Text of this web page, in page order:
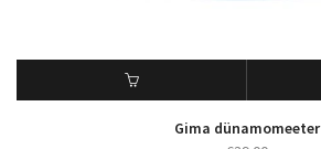
Gima dünamomeeter